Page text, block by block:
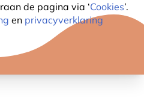
de pagina via ‘Cookies’.
en privacyverklaring